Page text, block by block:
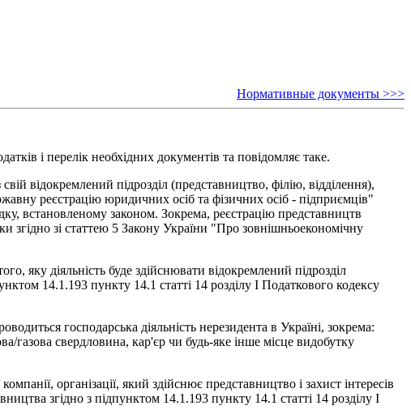
Нормативные документы >>>
і перелік необхідних документів та повідомляє таке.
відокремлений підрозділ (представництво, філію, відділення),
реєстрацію юридичних осіб та фізичних осіб - підприємців"
встановленому законом. Зокрема, реєстрацію представництв
згідно зі статтею 5 Закону України "Про зовнішньоекономічну
яку діяльність буде здійснювати відокремлений підрозділ
14.1.193 пункту 14.1 статті 14 розділу I Податкового кодексу
господарська діяльність нерезидента в Україні, зокрема:
газова свердловина, кар'єр чи будь-яке інше місце видобутку
організації, який здійснює представництво і захист інтересів
згідно з підпунктом 14.1.193 пункту 14.1 статті 14 розділу I